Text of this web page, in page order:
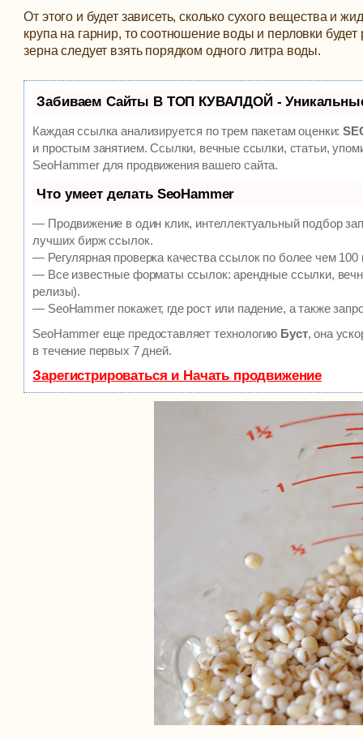
От этого и будет зависеть, сколько сухого вещества и
крупа на гарнир, то соотношение воды и перловки
зерна следует взять порядком одного литра воды.
Забиваем Сайты В ТОП КУВАЛДОЙ -
Каждая ссылка анализируется по трем пакетам оценки:
и простым занятием. Ссылки, вечные ссылки, статьи,
SeoHammer для продвижения вашего сайта.
Что умеет делать SeoHammer
— Продвижение в один клик, интеллектуальный подбор
лучших бирж ссылок.
— Регулярная проверка качества ссылок по более чем
— Все известные форматы ссылок: арендные ссылки,
релизы).
— SeoHammer покажет, где рост или падение, а также
SeoHammer еще предоставляет технологию Буст, она
в течение первых 7 дней.
Зарегистрироваться и Начать продвижение